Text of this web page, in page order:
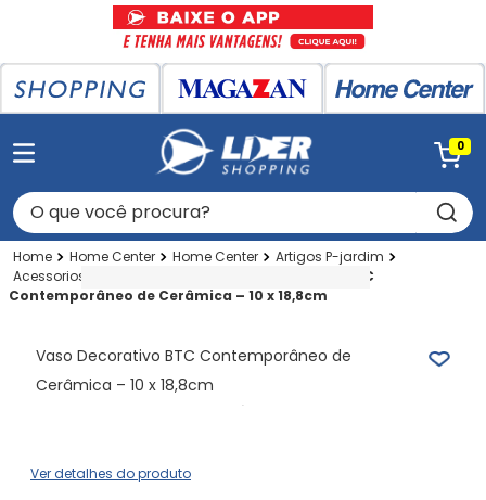
0
O que você procura?
Home Center Home Center
Artigos P-jardim
Acessorios P-jardim
Vaso Decorativo BTC
Contemporâneo de Cerâmica – 10 x 18,8cm
Vaso Decorativo BTC Contemporâneo de
Cerâmica – 10 x 18,8cm
Ver detalhes do produto